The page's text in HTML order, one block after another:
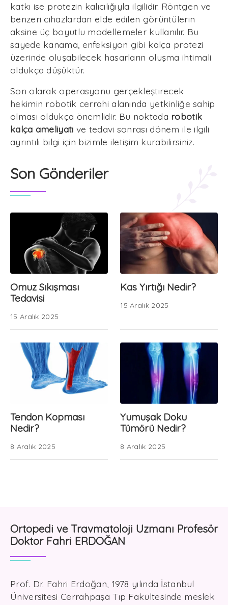
katkı ise protezin kalıcılığıyla ilgilidir. Röntgen ve
benzeri cihazlardan elde edilen görüntülerin
aksine üç boyutlu modellemeler kullanılır. Bu
sayede kanama, enfeksiyon gibi kalça protezi
üzerinde oluşabilecek hasarların oluşma ihtimali
oldukça düşüktür.
Son olarak operasyonu gerçekleştirecek
hekimin robotik cerrahi alanında yetkinliğe sahip
olması oldukça önemlidir. Bu noktada robotik
kalça ameliyatı ve tedavi sonrası dönem ile ilgili
ayrıntılı bilgi için bizimle iletişim kurabilirsiniz.
Son Gönderiler
Omuz Sıkışması
Tedavisi
15 Aralık 2025
Kas Yırtığı Nedir?
15 Aralık 2025
Tendon Kopması
Nedir?
8 Aralık 2025
Yumuşak Doku
Tümörü Nedir?
8 Aralık 2025
Ortopedi ve Travmatoloji Uzmanı Profesör
Doktor Fahri ERDOĞAN
Prof. Dr. Fahri Erdoğan, 1978 yılında İstanbul
Üniversitesi Cerrahpaşa Tıp Fakültesinde meslek